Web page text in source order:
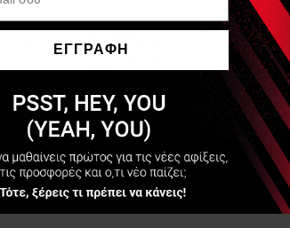
Να μην εμφανιστεί ξανά
ΕΓΓΡΑΦΗ